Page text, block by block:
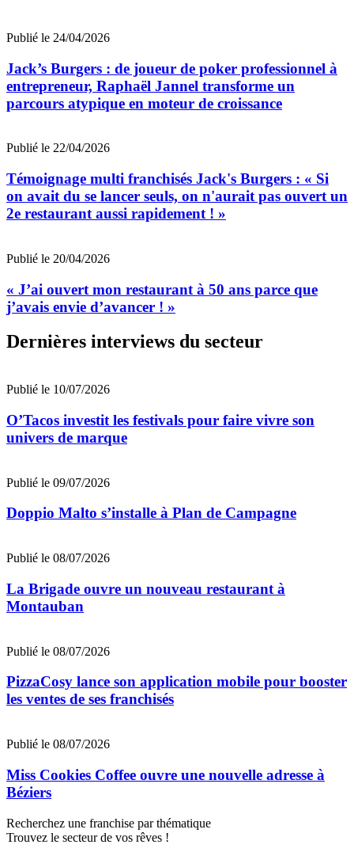
Publié le 24/04/2026
Jack’s Burgers : de joueur de poker professionnel à
entrepreneur, Raphaël Jannel transforme un
parcours atypique en moteur de croissance
Publié le 22/04/2026
Témoignage multi franchisés Jack's Burgers : « Si
on avait du se lancer seuls, on n'aurait pas ouvert un
2e restaurant aussi rapidement ! »
Publié le 20/04/2026
« J’ai ouvert mon restaurant à 50 ans parce que
j’avais envie d’avancer ! »
Dernières interviews du secteur
Publié le 10/07/2026
O’Tacos investit les festivals pour faire vivre son
univers de marque
Publié le 09/07/2026
Doppio Malto s’installe à Plan de Campagne
Publié le 08/07/2026
La Brigade ouvre un nouveau restaurant à
Montauban
Publié le 08/07/2026
PizzaCosy lance son application mobile pour booster
les ventes de ses franchisés
Publié le 08/07/2026
Miss Cookies Coffee ouvre une nouvelle adresse à
Béziers
Recherchez une franchise par thématique
Trouvez le secteur de vos rêves !